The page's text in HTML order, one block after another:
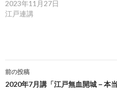
2023年11月27日
江戸連講
投
稿
前の投稿
2020年7月講「江戸無血開城－本